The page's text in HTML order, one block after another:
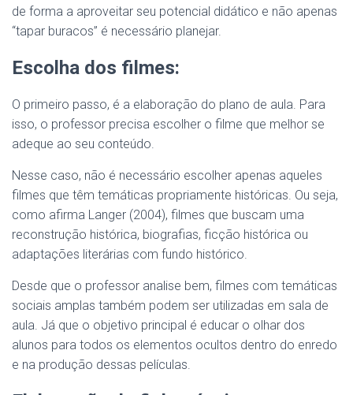
de forma a aproveitar seu potencial didático e não apenas
“tapar buracos” é necessário planejar.
Escolha dos filmes:
O primeiro passo, é a elaboração do plano de aula. Para
isso, o professor precisa escolher o filme que melhor se
adeque ao seu conteúdo.
Nesse caso, não é necessário escolher apenas aqueles
filmes que têm temáticas propriamente históricas. Ou seja,
como afirma Langer (2004), filmes que buscam uma
reconstrução histórica, biografias, ficção histórica ou
adaptações literárias com fundo histórico.
Desde que o professor analise bem, filmes com temáticas
sociais amplas também podem ser utilizadas em sala de
aula. Já que o objetivo principal é educar o olhar dos
alunos para todos os elementos ocultos dentro do enredo
e na produção dessas películas.